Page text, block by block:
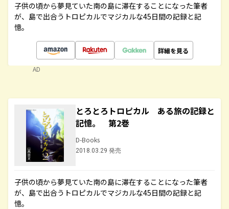
子供の頃から夢見ていた南の島に滞在することになった筆者
が、島で出合うトロピカルでマジカルな45日間の記録と記
憶。
詳細を見る
AD
とろとろトロピカル ある旅の記録と
記憶。 第2巻
D-Books
2018.03.29 発売
子供の頃から夢見ていた南の島に滞在することになった筆者
が、島で出合うトロピカルでマジカルな45日間の記録と記
憶。